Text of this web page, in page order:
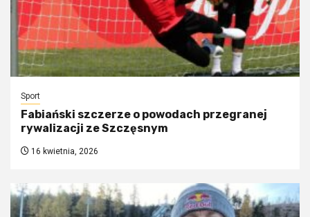
Sport
Fabiański szczerze o powodach przegranej
rywalizacji ze Szczęsnym
16 kwietnia, 2026